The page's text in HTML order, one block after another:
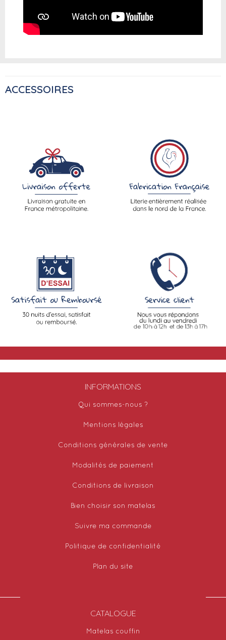
ACCESSOIRES
INFORMATIONS
Qui sommes-nous ?
Mentions légales
Conditions générales de vente
Modalités de paiement
Conditions de livraison
Bien choisir son matelas
Suivre ma commande
Politique de confidentialité
Plan du site
CATALOGUE
Matelas couffin